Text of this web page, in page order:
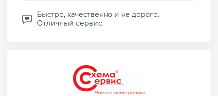
Быстро, качественно и не дорого.
Отличный сервис.